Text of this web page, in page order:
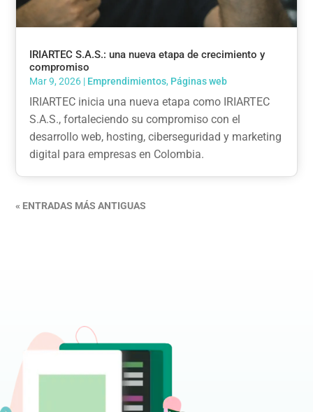
IRIARTEC S.A.S.: una nueva etapa de crecimiento y
compromiso
Mar 9, 2026 | Emprendimientos, Páginas web
IRIARTEC inicia una nueva etapa como IRIARTEC
S.A.S., fortaleciendo su compromiso con el
desarrollo web, hosting, ciberseguridad y marketing
digital para empresas en Colombia.
« ENTRADAS MÁS ANTIGUAS